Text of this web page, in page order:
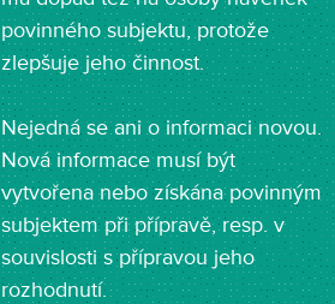
povinného subjektu, protože
zlepšuje jeho činnost.
Nejedná se ani o informaci novou.
Nová informace musí být
vytvořena nebo získána povinným
subjektem při přípravě, resp. v
souvislosti s přípravou jeho
rozhodnutí.